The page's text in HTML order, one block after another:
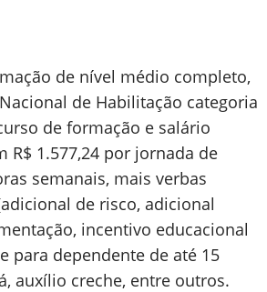
de nível médio completo,
de Habilitação categoria
de formação e salário
R$ 1.577,24 por jornada de
semanais, mais verbas
de risco, adicional
incentivo educacional
para dependente de até 15
auxílio creche, entre outros.